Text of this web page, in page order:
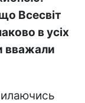
Всесвіт
в усіх
вважали